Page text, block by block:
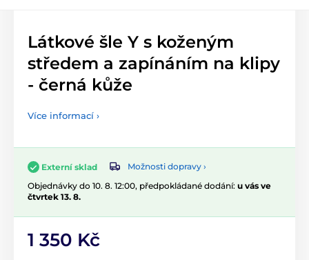
Látkové šle Y s koženým
středem a zapínáním na klipy
- černá kůže
Více informací ›
Externí sklad
Možnosti dopravy ›
Objednávky do 10. 8. 12:00, předpokládané dodání: u vás ve
čtvrtek 13. 8.
1 350 Kč